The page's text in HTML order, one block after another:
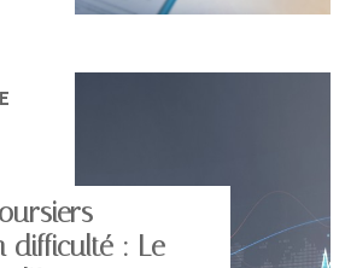
difficulté : Le